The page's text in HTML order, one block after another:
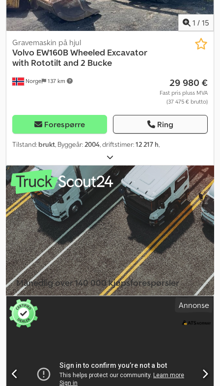
1 / 15
Norge 137 km
Gravemaskin på hjul
Volvo EW160B Wheeled Excavator
with Rototilt and 2 Bucke
29 980 €
Fast pris pluss MVA
(37 475 € brutto)
Forespørre Ring
Tilstand: brukt, Byggeår:2004, driftstimer:12 217 h,
Månedlig over 140 000 kjøpsforespørsler
Annonse